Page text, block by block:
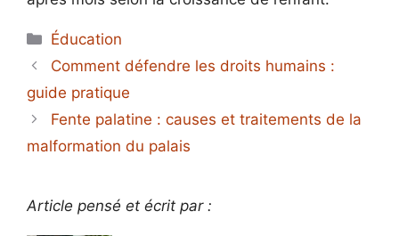
Catégories
Éducation
Comment défendre les droits humains :
guide pratique
Fente palatine : causes et traitements de la
malformation du palais
Article pensé et écrit par :